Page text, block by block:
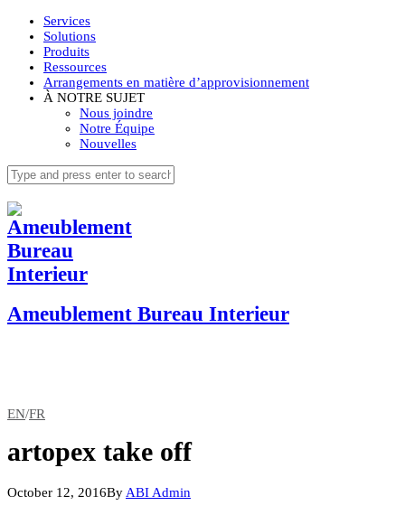
Services
Solutions
Produits
Ressources
Arrangements en matière d’approvisionnement
À NOTRE SUJET
Nous joindre
Notre Équipe
Nouvelles
Ameublement Bureau Interieur
EN/FR
artopex take off
October 12, 2016By ABI Admin